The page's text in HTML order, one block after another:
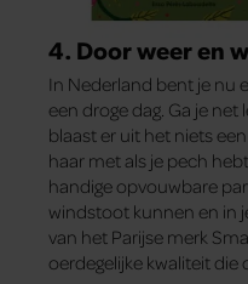
4. Door weer en
In Nederland bent je nu
een droge dag. Ga je
blaast er uit het niets
haar met als je pech
handige opvouwbare
windstoot kunnen en in
van het Parijse merk
oerdegelijke kwaliteit die